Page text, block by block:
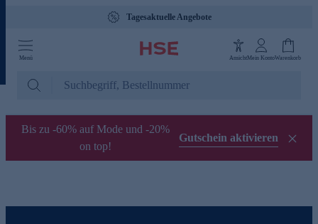
Tagesaktuelle Angebote
Menü AnsichtMein KontoWarenkorb
Bis zu -60% auf Mode und -20%
on top!
Gutschein aktivieren